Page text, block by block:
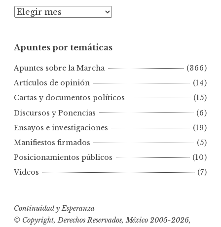
A
n
e
s
p
r
f
e
c
a
Apuntes por temáticas
Apuntes sobre la Marcha
(366)
Artículos de opinión
(14)
Cartas y documentos políticos
(15)
Discursos y Ponencias
(6)
Ensayos e investigaciones
(19)
Manifiestos firmados
(5)
Posicionamientos públicos
(10)
Videos
(7)
Continuidad y Esperanza
© Copyright, Derechos Reservados, México 2005-2026,